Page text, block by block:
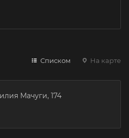
Списком На карте
Мачуги, 174